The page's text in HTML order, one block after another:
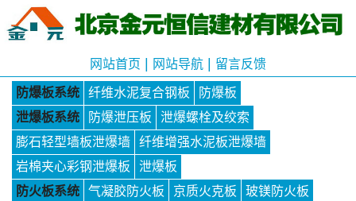
网站首页 | 网站导航 | 留言反馈
防爆板系统 纤维水泥复合钢板
防爆板
泄爆板系统
防爆泄压板
泄爆螺栓及绞索
膨石轻型墙板泄爆墙
纤维增强水泥板泄爆墙
岩棉夹心彩钢泄爆板
泄爆板
防火板系统
气凝胶防火板 京质火克板
玻镁防火板